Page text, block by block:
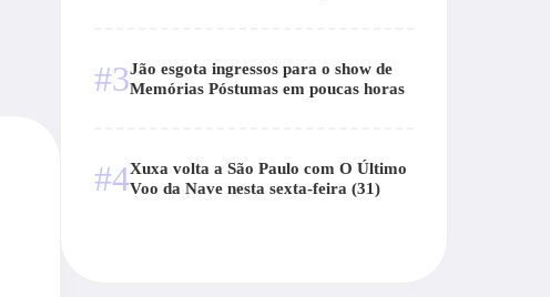
#3Jão esgota ingressos para o show de
Memórias Póstumas em poucas horas
#4Xuxa volta a São Paulo com O Último
Voo da Nave nesta sexta-feira (31)